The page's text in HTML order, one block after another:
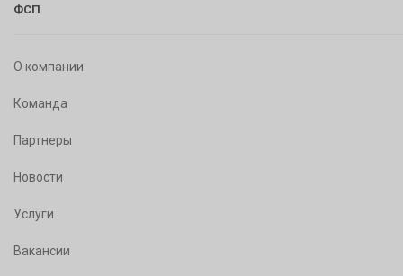
ФСП
О компании
Команда
Партнеры
Новости
Услуги
Вакансии